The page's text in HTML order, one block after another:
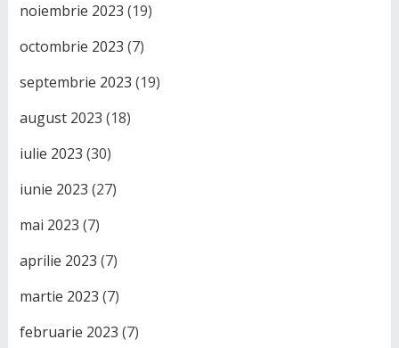
noiembrie 2023 (19)
octombrie 2023 (7)
septembrie 2023 (19)
august 2023 (18)
iulie 2023 (30)
iunie 2023 (27)
mai 2023 (7)
aprilie 2023 (7)
martie 2023 (7)
februarie 2023 (7)